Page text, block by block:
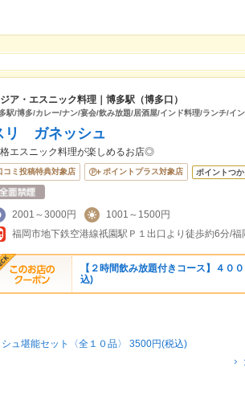
ア・エスニック料理｜博多駅（博多口）
駅/博多/カレー/ナン/宴会/飲み放題/居酒屋/インド料理/ランチ/イ
リ ガネッシュ
エスニック料理が楽しめるお店◎
コミ投稿特典対象店 ポイントプラス対象店 ポイントつ
2001～3000円
1001～1500円
【２時間飲み放題付きコース】４０
込)
ュ堪能セット〈全１０品〉 3500円(税込)